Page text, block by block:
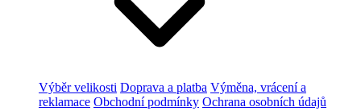
Výběr velikosti Doprava a platba Výměna, vrácení a
reklamace Obchodní podmínky Ochrana osobních údajů